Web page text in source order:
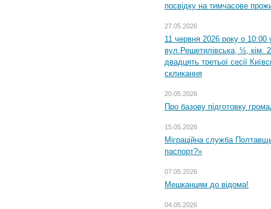
посвідку на тимчасове
27.05.2026
11 червня 2026 року о 10:00
вул.Решетилівська, ½, кім.
двадцять третьої сесії
скликання
20.05.2026
Про базову підготовку
15.05.2026
Міграційна служба
паспорт?»
07.05.2026
Мешканцям до відома!
04.05.2026